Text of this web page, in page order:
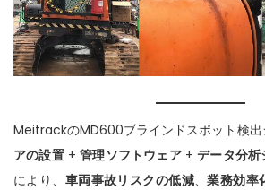
MeitrackのMD600ブラインドスポット検出
アの設置+管理ソフトウェア+データ分析
により、 車両事故リスクの低減、業務効率